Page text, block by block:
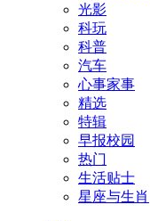
光影
科玩
科普
汽车
心事家事
精选
特辑
早报校园
热门
生活贴士
星座与生肖